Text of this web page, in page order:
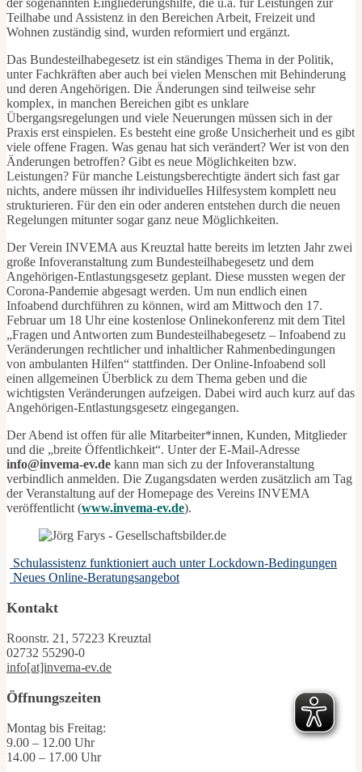
der sogenannten Eingliederungshilfe, die u.a. für Leistungen zur
Teilhabe und Assistenz in den Bereichen Arbeit, Freizeit und
Wohnen zuständig sind, wurden reformiert und ergänzt.
Das Bundesteilhabegesetz ist ein ständiges Thema in der Politik,
unter Fachkräften aber auch bei vielen Menschen mit Behinderung
und deren Angehörigen. Die Änderungen sind teilweise sehr
komplex, in manchen Bereichen gibt es unklare
Übergangsregelungen und viele Neuerungen müssen sich in der
Praxis erst einspielen. Es besteht eine große Unsicherheit und es gibt
viele offene Fragen. Was genau hat sich verändert? Wer ist von den
Änderungen betroffen? Gibt es neue Möglichkeiten bzw.
Leistungen? Für manche Leistungsberechtigte ändert sich fast gar
nichts, andere müssen ihr individuelles Hilfesystem komplett neu
strukturieren. Für den ein oder anderen entstehen durch die neuen
Regelungen mitunter sogar ganz neue Möglichkeiten.
Der Verein INVEMA aus Kreuztal hatte bereits im letzten Jahr zwei
große Infoveranstaltung zum Bundesteilhabegesetz und dem
Angehörigen-Entlastungsgesetz geplant. Diese mussten wegen der
Corona-Pandemie abgesagt werden. Um nun endlich einen
Infoabend durchführen zu können, wird am Mittwoch den 17.
Februar um 18 Uhr eine kostenlose Onlinekonferenz mit dem Titel
„Fragen und Antworten zum Bundesteilhabegesetz – Infoabend zu
Veränderungen rechtlicher und inhaltlicher Rahmenbedingungen
von ambulanten Hilfen“ stattfinden. Der Online-Infoabend soll
einen allgemeinen Überblick zu dem Thema geben und die
wichtigsten Veränderungen aufzeigen. Dabei wird auch kurz auf das
Angehörigen-Entlastungsgesetz eingegangen.
Der Abend ist offen für alle Mitarbeiter*innen, Kunden, Mitglieder
und die „breite Öffentlichkeit“. Unter der E-Mail-Adresse
info@invema-ev.de kann man sich zu der Infoveranstaltung
verbindlich anmelden. Die Zugangsdaten werden zusätzlich am Tag
der Veranstaltung auf der Homepage des Vereins INVEMA
veröffentlicht (www.invema-ev.de).
Schulassistenz funktioniert auch unter Lockdown-Bedingungen
Neues Online-Beratungsangebot
Kontakt
Roonstr. 21, 57223 Kreuztal
02732 55290-0
info[at]invema-ev.de
Öffnungszeiten
Montag bis Freitag:
9.00 – 12.00 Uhr
14.00 – 17.00 Uhr